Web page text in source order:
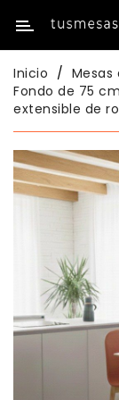
Categoría
Inicio
Mesas
De
Cocina
Mesas
Comedor
Inicio Mesas
Fondo de 75 cm
extensible de